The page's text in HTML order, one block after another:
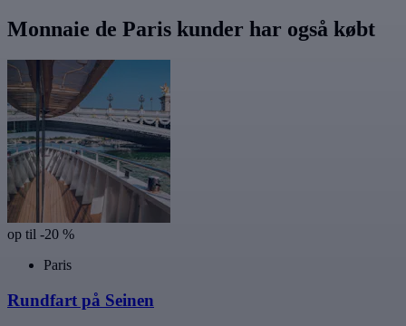
Monnaie de Paris kunder har også købt
op til -20 %
Paris
Rundfart på Seinen